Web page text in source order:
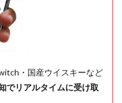
・国産ウイスキーなど
でリアルタイムに受け取